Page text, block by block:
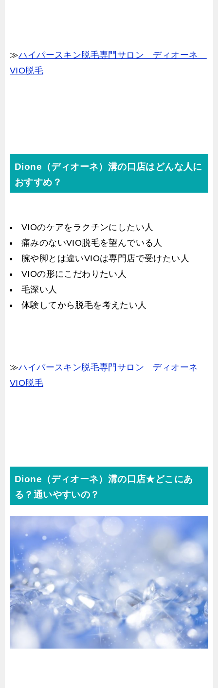
≫ハイパースキン脱毛専門サロン ディオーネ
VIO脱毛
Dione（ディオーネ）溝の口店はどんな人に
おすすめ？
VIOのケアをラクチンにしたい人
痛みのないVIO脱毛を望んでいる人
腕や脚とは違いVIOは専門店で受けたい人
VIOの形にこだわりたい人
毛深い人
体験してから脱毛を考えたい人
≫ハイパースキン脱毛専門サロン ディオーネ
VIO脱毛
Dione（ディオーネ）溝の口店★どこにあ
る？通いやすいの？